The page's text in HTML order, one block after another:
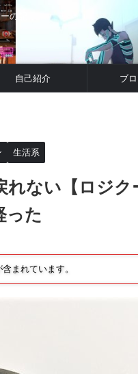
の記
自己紹介 ブ
生活系
れない【ロジ
った
まれています。